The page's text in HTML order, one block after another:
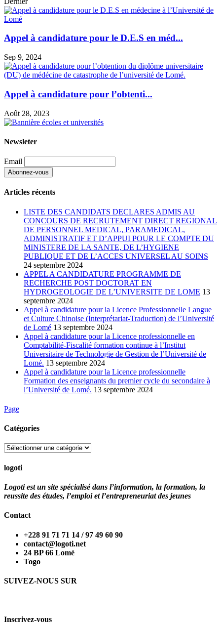
Appel à candidature pour le D.E.S en méd...
Sep 9, 2024
Appel à candidature pour l’obtenti...
Août 28, 2023
Newsleter
Email
Articles récents
LISTE DES CANDIDATS DECLARES ADMIS AU
CONCOURS DE RECRUTEMENT DIRECT REGIONAL
DE PERSONNEL MEDICAL, PARAMEDICAL,
ADMINISTRATIF ET D’APPUI POUR LE COMPTE DU
MINISTERE DE LA SANTE, DE L’HYGIENE
PUBLIQUE ET DE L’ACCES UNIVERSEL AU SOINS
24 septembre 2024
APPEL A CANDIDATURE PROGRAMME DE
RECHERCHE POST DOCTORAT EN
HYDROGEOLOGIE DE L’UNIVERSITE DE LOME 13
septembre 2024
Appel à candidature pour la Licence Professionnelle Langue
et Culture Chinoise (Interprétariat-Traduction) de l’Université
de Lomé 13 septembre 2024
Appel à candidature pour la Licence professionnelle en
Comptabilité-Fiscalité formation continue à l’Institut
Universitaire de Technologie de Gestion de l’Université de
Lomé. 13 septembre 2024
Appel à candidature pour la Licence professionnelle
Formation des enseignants du premier cycle du secondaire à
l’Université de Lomé. 13 septembre 2024
Page
Catégories
Catégories
logoti
Logoti est un site spécialisé dans l’information, la formation, la
reussite des études, l’emploi et l’entrepreneuriat des jeunes
Contact
+228 91 71 71 14 / 97 49 60 90
contact@logoti.net
24 BP 66 Lomé
Togo
SUIVEZ-NOUS SUR
Inscrivez-vous